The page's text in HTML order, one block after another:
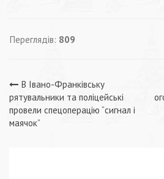
Переглядів: 809
Навігація
записів
В Івано-Франківську
рятувальники та поліцейські
провели спецоперацію “сигнал і
маячок”